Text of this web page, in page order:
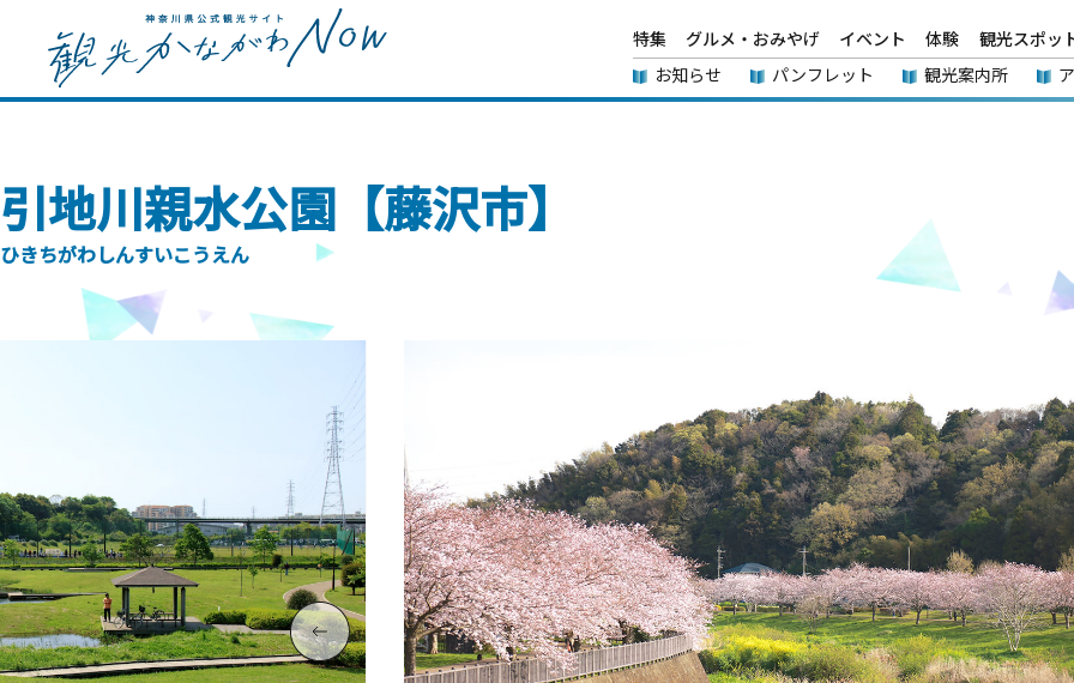
特集 グルメ・おみやげ イベント 体験 観光スポッ
お知らせ
パンフレット 観光案内所
引地川親水公園【藤沢市】
ひきちがわしんすいこうえん